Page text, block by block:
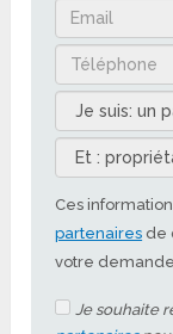
Ces
partenaires de
votre
Je souhaite